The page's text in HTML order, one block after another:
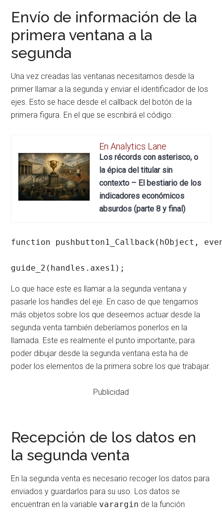
Envío de información de la
primera ventana a la
segunda
Una vez creadas las ventanas necesitamos desde la
primer llamar a la segunda y enviar el identificador de los
ejes. Esto se hace desde el callback del botón de la
primera figura. En el que se escribirá el código:
En Analytics Lane
Los récords con asterisco, o
la épica del titular sin
contexto – El bestiario de los
indicadores económicos
absurdos (parte 8 y final)
function pushbutton1_Callback(hObject,
guide_2(handles.axes1);
Lo que hace este es llamar a la segunda ventana y
pasarle los handles del eje. En caso de que tengamos
más objetos sobre los que deseemos actuar desde la
segunda venta también deberíamos ponerlos en la
llamada. Este es realmente el punto importante, para
poder dibujar desde la segunda ventana esta ha de
poder los elementos de la primera sobre los que trabajar.
Publicidad
Recepción de los datos en
la segunda venta
En la segunda venta es necesario recoger los datos para
enviados y guardarlos para su uso. Los datos se
encuentran en la variable varargin de la función